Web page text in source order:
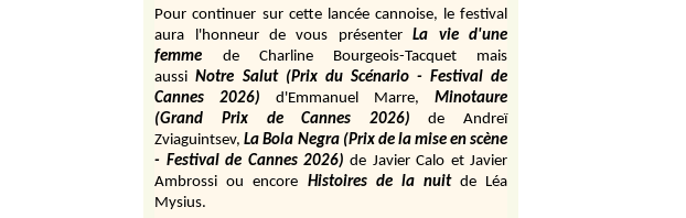
Pour continuer sur cette lancée cannoise, le festival
aura l'honneur de vous présenter
La vie d'une
femme
de Charline Bourgeois-Tacquet
mais
aussi Notre Salut (Prix du Scénario - Festival de
Cannes 2026)
d'Emmanuel Marre,
Minotaure
(Grand Prix de Cannes 2026)
de Andreï
Zviaguintsev,La Bola Negra (Prix de la mise en scène
- Festival de Cannes 2026) de Javier Calo et Javier
Ambrossi ou encore Histoires de la nuit de Léa
Mysius.